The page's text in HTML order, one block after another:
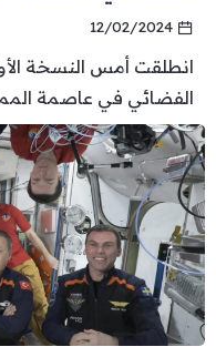
12/02/2024
انطلقت أمس النسخة
الفضائي في عاصمة